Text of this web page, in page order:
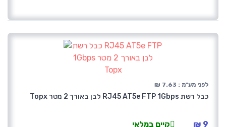
לפני מע"מ : 7.63 ₪
כבל רשת RJ45 AT5e FTP 1Gbps לבן באורך 2 מטר Topx
9 ₪ קיים במלאי